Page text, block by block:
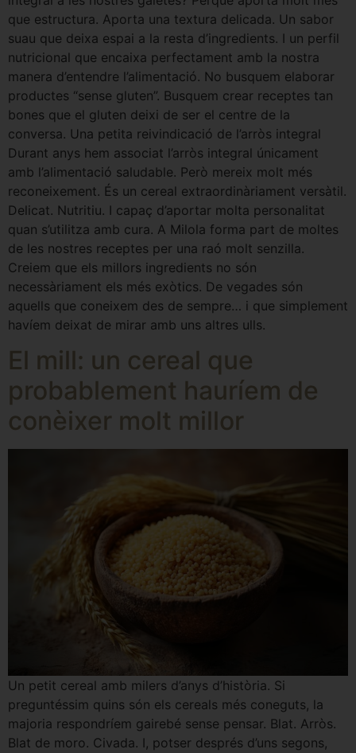
que estructura. Aporta una textura delicada. Un sabor
suau que deixa espai a la resta d’ingredients. I un perfil
nutricional que encaixa perfectament amb la nostra
manera d’entendre l’alimentació. No busquem elaborar
productes “sense gluten”. Busquem crear receptes tan
bones que el gluten deixi de ser el centre de la
conversa. Una petita reivindicació de l’arròs integral
Durant anys hem associat l’arròs integral únicament
amb l’alimentació saludable. Però mereix molt més
reconeixement. És un cereal extraordinàriament versàtil.
Delicat. Nutritiu. I capaç d’aportar molta personalitat
quan s’utilitza amb cura. A Milola forma part de moltes
de les nostres receptes per una raó molt senzilla.
Creiem que els millors ingredients no són
necessàriament els més exòtics. De vegades són
aquells que coneixem des de sempre… i que simplement
havíem deixat de mirar amb uns altres ulls.
El mill: un cereal que
probablement hauríem de
conèixer molt millor
Un petit cereal amb milers d’anys d’història. Si
preguntéssim quins són els cereals més coneguts, la
majoria respondríem gairebé sense pensar. Blat. Arròs.
Blat de moro. Civada. I, potser després d’uns segons,